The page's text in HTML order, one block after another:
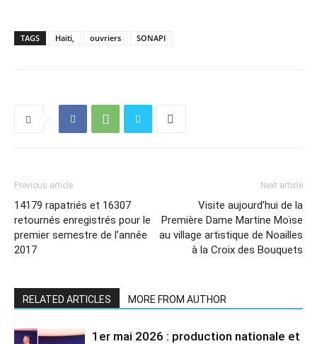
TAGS Haiti, ouvriers SONAPI
Previous article
14179 rapatriés et 16307
retournés enregistrés pour le
premier semestre de l’année
2017
Next article
Visite aujourd’hui de la
Première Dame Martine Moïse
au village artistique de Noailles
à la Croix des Bouquets
RELATED ARTICLES MORE FROM AUTHOR
1er mai 2026 : production nationale et